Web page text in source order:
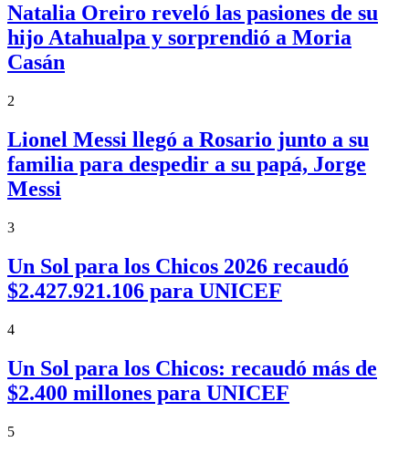
Natalia Oreiro reveló las pasiones de su
hijo Atahualpa y sorprendió a Moria
Casán
2
Lionel Messi llegó a Rosario junto a su
familia para despedir a su papá, Jorge
Messi
3
Un Sol para los Chicos 2026 recaudó
$2.427.921.106 para UNICEF
4
Un Sol para los Chicos: recaudó más de
$2.400 millones para UNICEF
5